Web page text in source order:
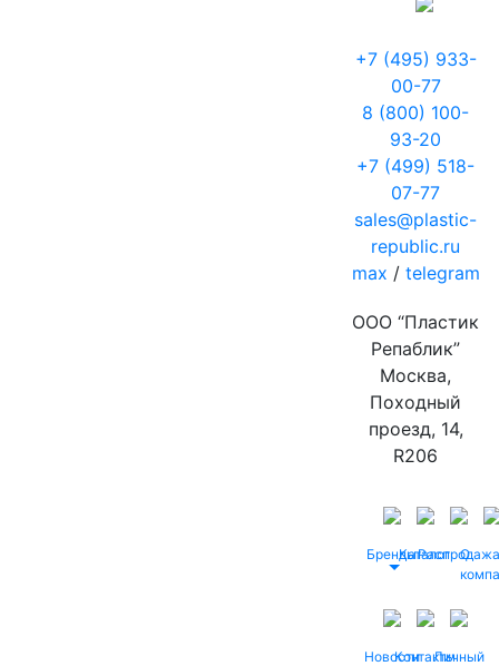
+7 (495) 933-
00-77
8 (800) 100-
93-20
+7 (499) 518-
07-77
sales@plastic-
republic.ru
max / telegram
ООО “Пластик
Репаблик”
Москва,
Походный
проезд, 14,
R206
БрендыКаталог
Распродажа
О
НовостиКонтактыЛичный